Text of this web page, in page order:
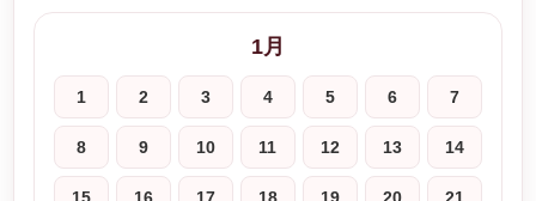
1月
1 2 3 4 5 6 7
8 9 10 11 12 13 14